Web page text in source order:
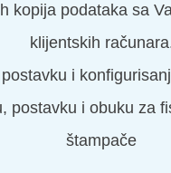
kopija podataka sa
klijentskih
i
postavku i obuku za
štampače